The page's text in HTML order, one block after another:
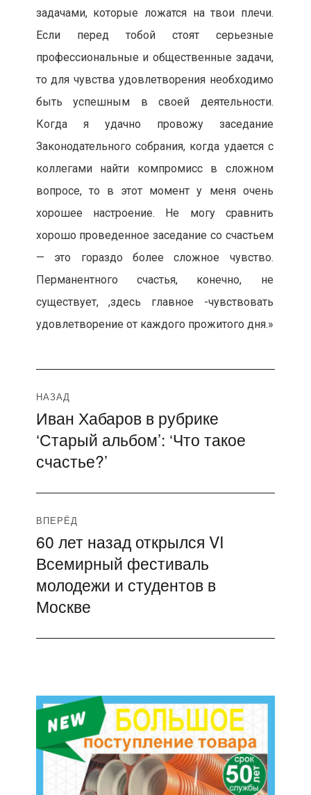
задачами, которые ложатся на твои плечи.
Если перед тобой стоят серьезные
профессиональные и общественные задачи,
то для чувства удовлетворения необходимо
быть успешным в своей деятельности.
Когда я удачно провожу заседание
Законодательного собрания, когда удается с
коллегами найти компромисс в сложном
вопросе, то в этот момент у меня очень
хорошее настроение. Не могу сравнить
хорошо проведенное заседание со счастьем
— это гораздо более сложное чувство.
Перманентного счастья, конечно, не
существует, ,здесь главное -чувствовать
удовлетворение от каждого прожитого дня.»
Навигация
по
записям
НАЗАД
Предыдущая
запись:
Иван Хабаров в рубрике
‘Старый альбом’: ‘Что такое
счастье?’
ВПЕРЁД
Следующая
запись:
60 лет назад открылся VI
Всемирный фестиваль
молодежи и студентов в
Москве